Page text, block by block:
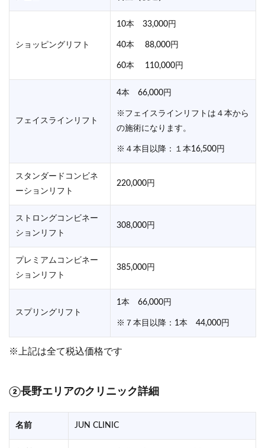
ショッピングリフト
10本 33,000円
40本 88,000円
60本 110,000円
フェイスラインリフト
4本 66,000円
※フェイスラインリフトは４本から
の施術になります。
※４本目以降：１本16,500円
スタンダードコンビネ
ーションリフト
220,000円
ストロングコンビネー
ションリフト
308,000円
プレミアムコンビネー
ションリフト
385,000円
スプリングリフト
1本 66,000円
※７本目以降：1本 44,000円
※上記は全て税込価格です
②長野エリアのクリニック詳細
名前 JUN CLINIC